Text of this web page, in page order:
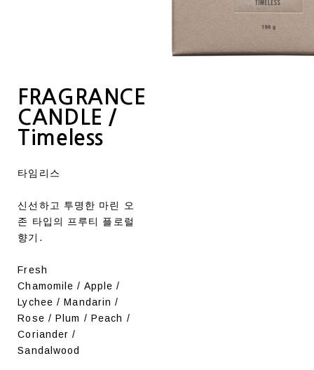
FRAGRANCE
CANDLE /
Timeless
타임리스
신선하고 투명한 마린 오
존 타입의 프루티 플로럴
향기.
Fresh
Chamomile / Apple /
Lychee / Mandarin /
Rose / Plum / Peach /
Coriander /
Sandalwood